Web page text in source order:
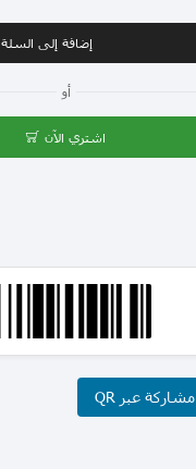
إضافة إلى السلة
أو
اشتري الآن
مشاركة عبر QR